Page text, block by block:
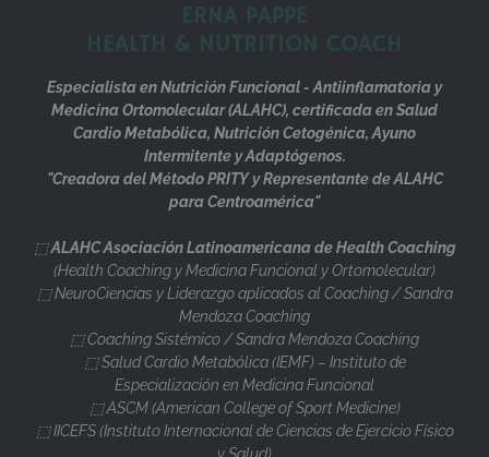
ERNA PAPPE
HEALTH & NUTRITION COACH
Especialista en Nutrición Funcional - Antiinflamatoria y
Medicina Ortomolecular (ALAHC), certificada en Salud
Cardio Metabólica, Nutrición Cetogénica, Ayuno
Intermitente y Adaptógenos.
"Creadora del Método PRITY y Representante de ALAHC
para Centroamérica"
⬚ ALAHC Asociación Latinoamericana de Health Coaching
(Health Coaching y Medicina Funcional y Ortomolecular)
⬚ NeuroCiencias y Liderazgo aplicados al Coaching / Sandra
Mendoza Coaching
⬚ Coaching Sistémico / Sandra Mendoza Coaching
⬚ Salud Cardio Metabólica (IEMF) – Instituto de
Especialización en Medicina Funcional
⬚ ASCM (American College of Sport Medicine)
⬚ IICEFS (Instituto Internacional de Ciencias de Ejercicio Físico